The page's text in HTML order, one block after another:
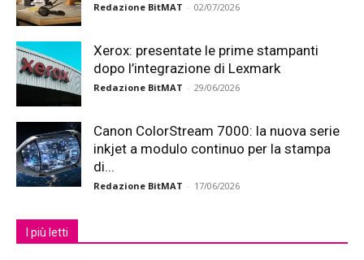
Redazione BitMAT - 02/07/2026
Xerox: presentate le prime stampanti
dopo l’integrazione di Lexmark
Redazione BitMAT - 29/06/2026
Canon ColorStream 7000: la nuova serie
inkjet a modulo continuo per la stampa
di...
Redazione BitMAT - 17/06/2026
I più letti